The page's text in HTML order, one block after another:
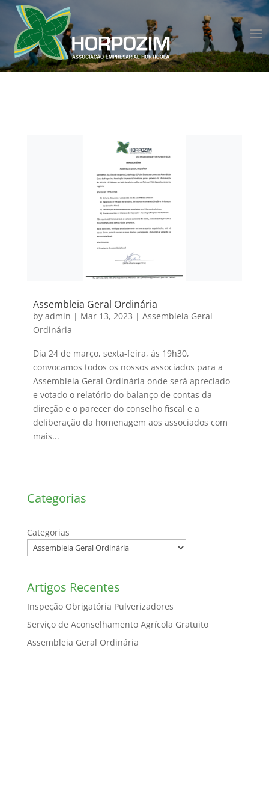
Assembleia Geral Ordinária
by admin | Mar 13, 2023 | Assembleia Geral
Ordinária
Dia 24 de março, sexta-feira, às 19h30,
convocamos todos os nossos associados para a
Assembleia Geral Ordinária onde será apreciado
e votado o relatório do balanço de contas da
direção e o parecer do conselho fiscal e a
deliberação da homenagem aos associados com
mais...
Categorias
Categorias
Artigos Recentes
Inspeção Obrigatória Pulverizadores
Serviço de Aconselhamento Agrícola Gratuito
Assembleia Geral Ordinária